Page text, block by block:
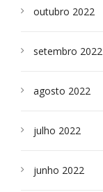
outubro 2022
setembro 2022
agosto 2022
julho 2022
junho 2022